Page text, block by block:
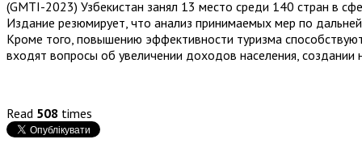
(GMTI-2023) Узбекистан занял 13 место среди 140 стран в
Издание резюмирует, что анализ принимаемых мер по
Кроме того, повышению эффективности туризма
входят вопросы об увеличении доходов населения, создании
Read 508 times